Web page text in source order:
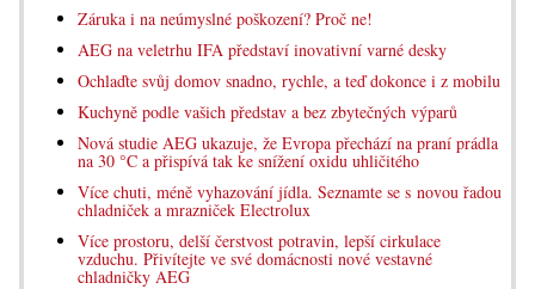
Záruka i na neúmyslné poškození? Proč ne!
AEG na veletrhu IFA představí inovativní varné desky
Ochlaďte svůj domov snadno, rychle, a teď dokonce i z mobilu
Kuchyně podle vašich představ a bez zbytečných výparů
Nová studie AEG ukazuje, že Evropa přechází na praní prádla
na 30 °C a přispívá tak ke snížení oxidu uhličitého
Více chuti, méně vyhazování jídla. Seznamte se s novou řadou
chladniček a mrazniček Electrolux
Více prostoru, delší čerstvost potravin, lepší cirkulace
vzduchu. Přivítejte ve své domácnosti nové vestavné
chladničky AEG